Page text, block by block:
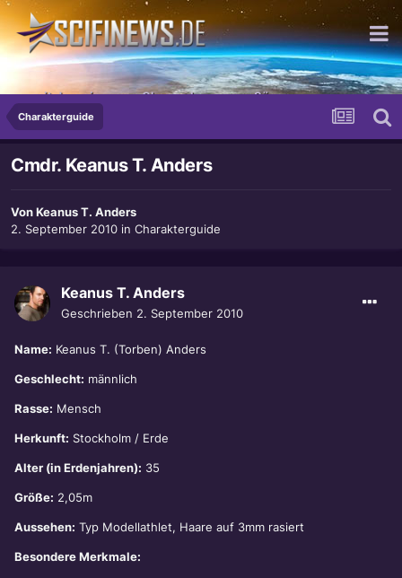
...mit dem einsamen Charme langsamer Sägen
Charakterguide
Cmdr. Keanus T. Anders
VonKeanus T. Anders
2. September 2010 in Charakterguide
Keanus T. Anders
Geschrieben 2. September 2010
Name: Keanus T. (Torben) Anders
Geschlecht: männlich
Rasse: Mensch
Herkunft: Stockholm / Erde
Alter (in Erdenjahren): 35
Größe: 2,05m
Aussehen: Typ Modellathlet, Haare auf 3mm rasiert
Besondere Merkmale: